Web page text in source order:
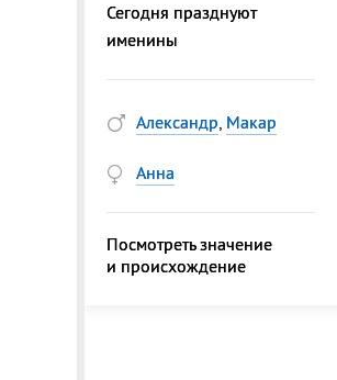
Сегодня празднуют
именины
Александр, Макар
Анна
Посмотреть значение
и происхождение